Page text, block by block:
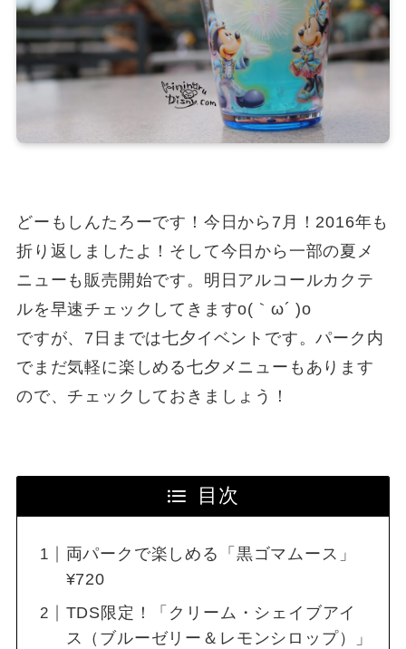
どーもしんたろーです！今日から7月！2016年も
折り返しましたよ！そして今日から一部の夏メ
ニューも販売開始です。明日アルコールカクテ
ルを早速チェックしてきますo(｀ω´ )o
ですが、7日までは七夕イベントです。パーク内
でまだ気軽に楽しめる七夕メニューもあります
ので、チェックしておきましょう！
目次
両パークで楽しめる「黒ゴマムース」
¥720
TDS限定！「クリーム・シェイブアイ
ス（ブルーゼリー＆レモンシロップ）」